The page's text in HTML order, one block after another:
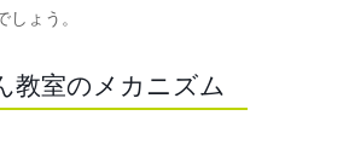
ょう。
教室のメカニズム